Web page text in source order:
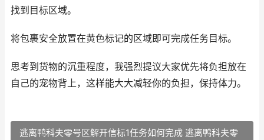
找到目标区域。
将包裹安全放置在黄色标记的区域即可完成任务目标。
思考到货物的沉重程度，我强烈提议大家优先将负担放在
自己的宠物背上，这样能大大减轻你的负担，保持体力。
逃离鸭科夫零号区解开信标1任务如何完成 逃离鸭科夫零